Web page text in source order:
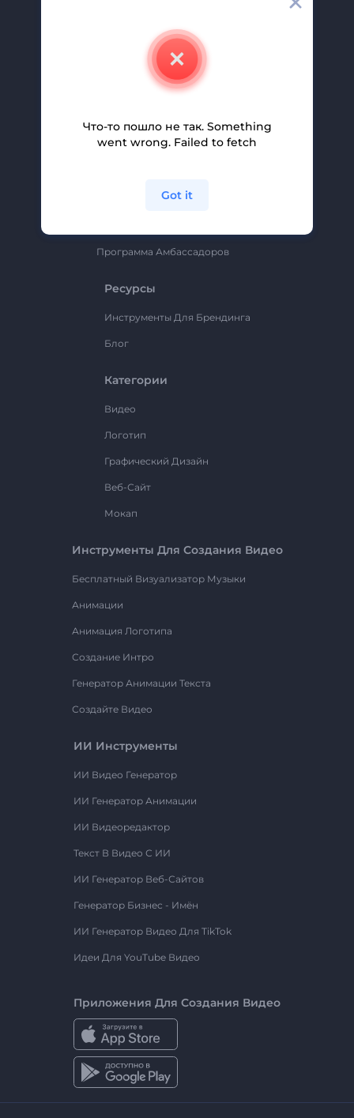
Свяжитесь С Нами
Помощь И Поддержка
Партнерская Программа
Политика Конфиденциальности
Программа Амбассадоров
Ресурсы
Инструменты Для Брендинга
Блог
Категории
Видео
Логотип
Графический Дизайн
Веб-Сайт
Мокап
Инструменты Для Создания Видео
Бесплатный Визуализатор Музыки
Анимации
Анимация Логотипа
Создание Интро
Генератор Анимации Текста
Создайте Видео
ИИ Инструменты
ИИ Видео Генератор
ИИ Генератор Анимации
ИИ Видеоредактор
Текст В Видео С ИИ
ИИ Генератор Веб-Сайтов
Генератор Бизнес - Имён
ИИ Генератор Видео Для TikTok
Идеи Для YouTube Видео
Приложения Для Создания Видео
Что-то пошло не так. Something
went wrong. Failed to fetch
Got it